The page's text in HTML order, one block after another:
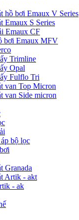
hồ bơi Emaux V Series
Emaux S Series
Emaux CF
bơi Emaux MFV
Trimline
Opal
Fulflo Tri
van Top Micron
van Side micron
bộ lọc
Granada
Artik - akt
- ak